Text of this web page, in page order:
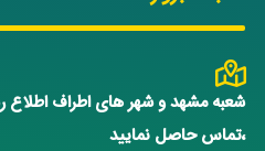
شعبه مشهد و شهر های اطراف
،تماس حاصل نمایید